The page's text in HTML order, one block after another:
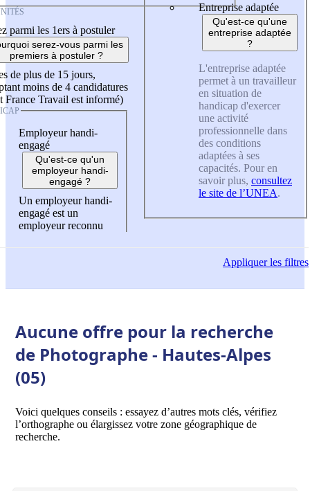
parmi les 1ers à postuler
serez-vous parmi les
premiers à postuler ?
de plus de 15 jours,
moins de 4 candidatures
France Travail est informé)
Employeur handi-
engagé
Qu'est-ce qu'un
employeur handi-
engagé ?
Un employeur handi-
engagé est un
employeur reconnu
Entreprise adaptée
Qu'est-ce qu'une
entreprise adaptée
?
L'entreprise adaptée
permet à un travailleur
en situation de
handicap d'exercer
une activité
professionnelle dans
des conditions
adaptées à ses
capacités. Pour en
savoir plus, consultez
le site de l’UNEA.
Appliquerles filtres
Aucune offre pour la recherche
de Photographe - Hautes-Alpes
(05)
Voici quelques conseils : essayez d’autres mots clés, vérifiez
l’orthographe ou élargissez votre zone géographique de
recherche.